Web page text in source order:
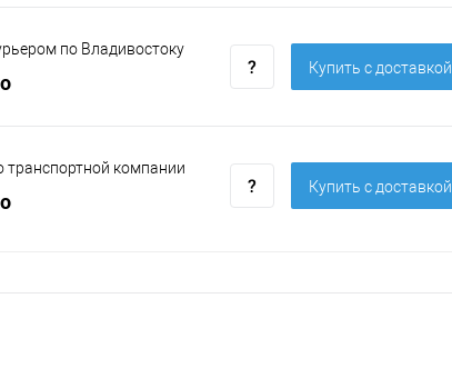
по Владивостоку
Купить c доставкой
транспортной компании
Купить c доставкой